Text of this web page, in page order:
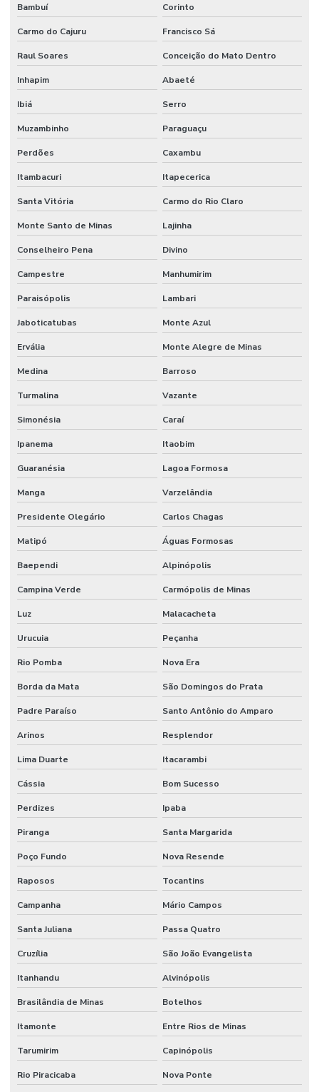
Bambuí Corinto
Carmo do Cajuru Francisco Sá
Raul Soares Conceição do Mato Dentro
Inhapim Abaeté
Ibiá Serro
Muzambinho Paraguaçu
Perdões Caxambu
Itambacuri Itapecerica
Santa Vitória Carmo do Rio Claro
Monte Santo de Minas Lajinha
Conselheiro Pena Divino
Campestre Manhumirim
Paraisópolis Lambari
Jaboticatubas Monte Azul
Ervália Monte Alegre de Minas
Medina Barroso
Turmalina Vazante
Simonésia Caraí
Ipanema Itaobim
Guaranésia Lagoa Formosa
Manga Varzelândia
Presidente Olegário Carlos Chagas
Matipó Águas Formosas
Baependi Alpinópolis
Campina Verde Carmópolis de Minas
Luz Malacacheta
Urucuia Peçanha
Rio Pomba Nova Era
Borda da Mata São Domingos do Prata
Padre Paraíso Santo Antônio do Amparo
Arinos Resplendor
Lima Duarte Itacarambi
Cássia Bom Sucesso
Perdizes Ipaba
Piranga Santa Margarida
Poço Fundo Nova Resende
Raposos Tocantins
Campanha Mário Campos
Santa Juliana Passa Quatro
Cruzília São João Evangelista
Itanhandu Alvinópolis
Brasilândia de Minas Botelhos
Itamonte Entre Rios de Minas
Tarumirim Capinópolis
Rio Piracicaba Nova Ponte